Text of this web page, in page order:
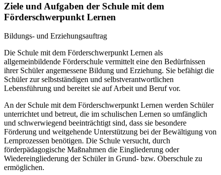
Ziele und Aufgaben der Schule mit dem
Förderschwerpunkt Lernen
Bildungs- und Erziehungsauftrag
Die Schule mit dem Förderschwerpunkt Lernen als
allgemeinbildende Förderschule vermittelt eine den Bedürfnissen
ihrer Schüler angemessene Bildung und Erziehung. Sie befähigt die
Schüler zur selbstständigen und selbstverantwortlichen
Lebensführung und bereitet sie auf Arbeit und Beruf vor.
An der Schule mit dem Förderschwerpunkt Lernen werden Schüler
unterrichtet und betreut, die im schulischen Lernen so umfänglich
und schwerwiegend beeinträchtigt sind, dass sie besondere
Förderung und weitgehende Unterstützung bei der Bewältigung von
Lernprozessen benötigen. Die Schule versucht, durch
förderpädagogische Maßnahmen die Eingliederung oder
Wiedereingliederung der Schüler in Grund- bzw. Oberschule zu
ermöglichen.